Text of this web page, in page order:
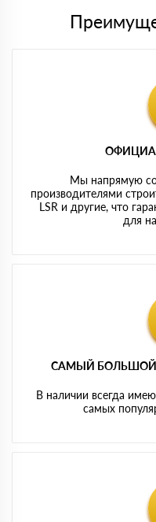
Мы напрямую
производителями
LSR и другие, что
для
САМЫЙ БОЛЬШОЙ
В наличии всегда
самых